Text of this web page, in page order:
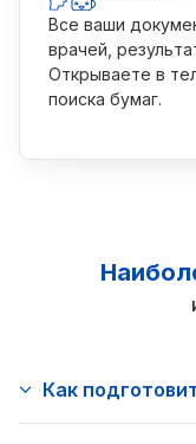
Все ваши
врачей,
Открываете в
поиска бумаг.
Как